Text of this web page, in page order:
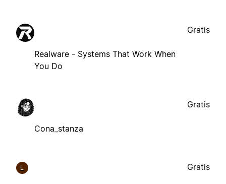
Realware - Systems That Work When
You Do
Gratis
Cona_stanza
Gratis
L Gratis